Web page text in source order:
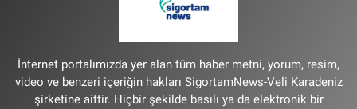
İnternet portalımızda yer alan tüm haber metni, yorum, resim,
video ve benzeri içeriğin hakları SigortamNews-Veli Karadeniz
şirketine aittir. Hiçbir şekilde basılı ya da elektronik bir